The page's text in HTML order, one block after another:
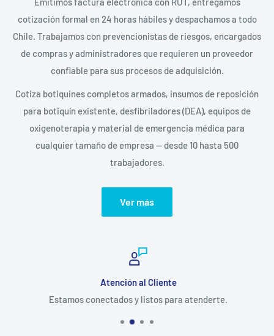
cotización formal en 24 horas hábiles y despachamos a todo
Chile. Trabajamos con prevencionistas de riesgos, encargados
de compras y administradores que requieren un proveedor
confiable para sus procesos de adquisición.
Cotiza botiquines completos armados, insumos de reposición
para botiquín existente, desfibriladores (DEA), equipos de
oxigenoterapia y material de emergencia médica para
cualquier tamaño de empresa — desde 10 hasta 500
trabajadores.
Ver más
Atención al Cliente
Estamos conectados y listos para atenderte.